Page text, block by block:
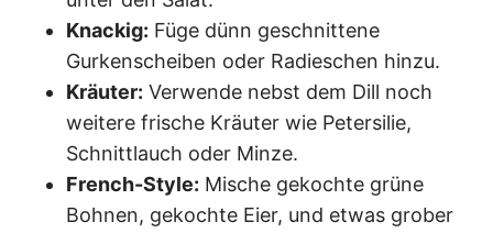
Knackig: Füge dünn geschnittene
Gurkenscheiben oder Radieschen hinzu.
Kräuter: Verwende nebst dem Dill noch
weitere frische Kräuter wie Petersilie,
Schnittlauch oder Minze.
French-Style: Mische gekochte grüne
Bohnen, gekochte Eier, und etwas grober